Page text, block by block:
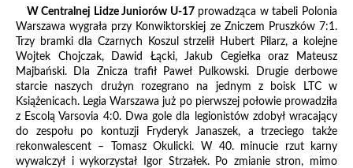
W Centralnej Lidze Juniorów U-17prowadząca w tabeli Polonia
Warszawa wygrała przy Konwiktorskiej ze Zniczem Pruszków 7:1.
Trzy bramki dla Czarnych Koszul strzelił Hubert Pilarz, a kolejne
Wojtek Chojczak, Dawid Łącki, Jakub Cegiełka oraz Mateusz
Majbański. Dla Znicza trafił Paweł Pulkowski. Drugie derbowe
starcie naszych drużyn rozegrano na jednym z boisk LTC w
Książenicach. Legia Warszawa już po pierwszej połowie prowadziła
z Escolą Varsovia 4:0. Dwa gole dla legionistów zdobył wracający
do zespołu po kontuzji Fryderyk Janaszek, a trzeciego także
rekonwalescent – Tomasz Okulicki. W 40. minucie rzut karny
wywalczył i wykorzystał Igor Strzałek. Po zmianie stron, mimo